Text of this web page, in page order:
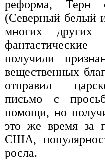
реформа, Терн
(Северный белый
многих
получили
вещественных
отправил
письмо с
помощи, но
это же время за
США,
росла.